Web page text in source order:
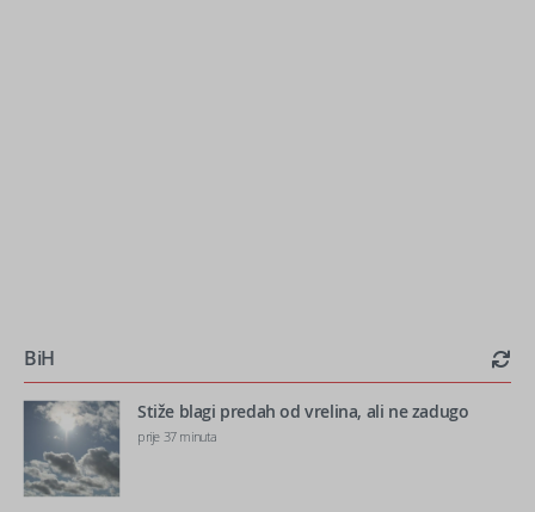
BiH
Stiže blagi predah od vrelina, ali ne zadugo
prije 37 minuta